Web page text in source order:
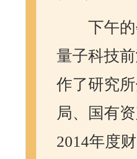
下午的
量子科技
作了研究
局、国有
2014年度